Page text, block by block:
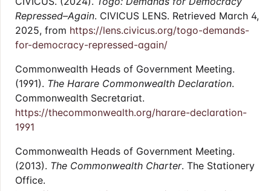
Repressed–Again. CIVICUS LENS. Retrieved March 4,
2025, from https://lens.civicus.org/togo-demands-
for-democracy-repressed-again/
Commonwealth Heads of Government Meeting.
(1991). The Harare Commonwealth Declaration.
Commonwealth Secretariat.
https://thecommonwealth.org/harare-declaration-
1991
Commonwealth Heads of Government Meeting.
(2013). The Commonwealth Charter. The Stationery
Office.